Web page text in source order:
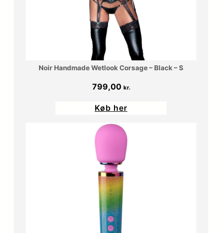
Noir Handmade Wetlook Corsage – Black – S
799,00 kr.
Køb her